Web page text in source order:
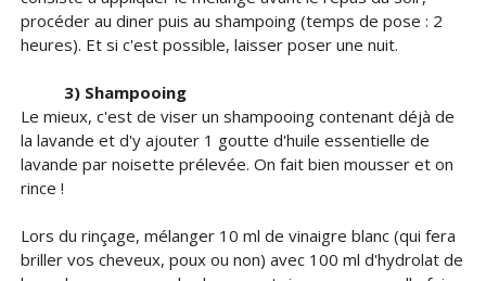
procéder au diner puis au shampoing (temps de pose : 2
heures). Et si c'est possible, laisser poser une nuit.
3) Shampooing
Le mieux, c'est de viser un shampooing contenant déjà de
la lavande et d'y ajouter 1 goutte d'huile essentielle de
lavande par noisette prélevée. On fait bien mousser et on
rince !
Lors du rinçage, mélanger 10 ml de vinaigre blanc (qui fera
briller vos cheveux, poux ou non) avec 100 ml d'hydrolat de